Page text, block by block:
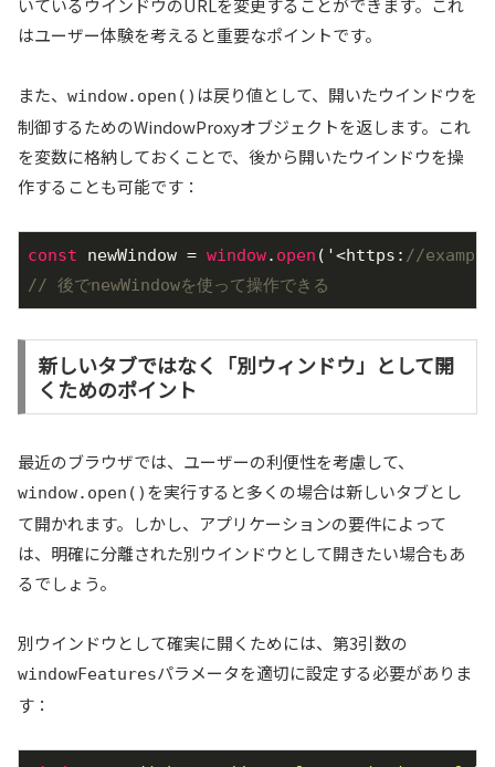
いているウインドウのURLを変更することができます。これ
はユーザー体験を考えると重要なポイントです。
また、 window.open() は戻り値として、開いたウインドウを
制御するためのWindowProxyオブジェクトを返します。これ
を変数に格納しておくことで、後から開いたウインドウを操
作することも可能です：
const newWindow = window. open ('<https: //
// 後でnewWindowを使って操作できる
新しいタブではなく「別ウィンドウ」として開
くためのポイント
最近のブラウザでは、ユーザーの利便性を考慮して、
window.open() を実行すると多くの場合は新しいタブとし
て開かれます。しかし、アプリケーションの要件によって
は、明確に分離された別ウインドウとして開きたい場合もあ
るでしょう。
別ウインドウとして確実に開くためには、第3引数の
windowFeaturesパラメータを適切に設定する必要がありま
す：